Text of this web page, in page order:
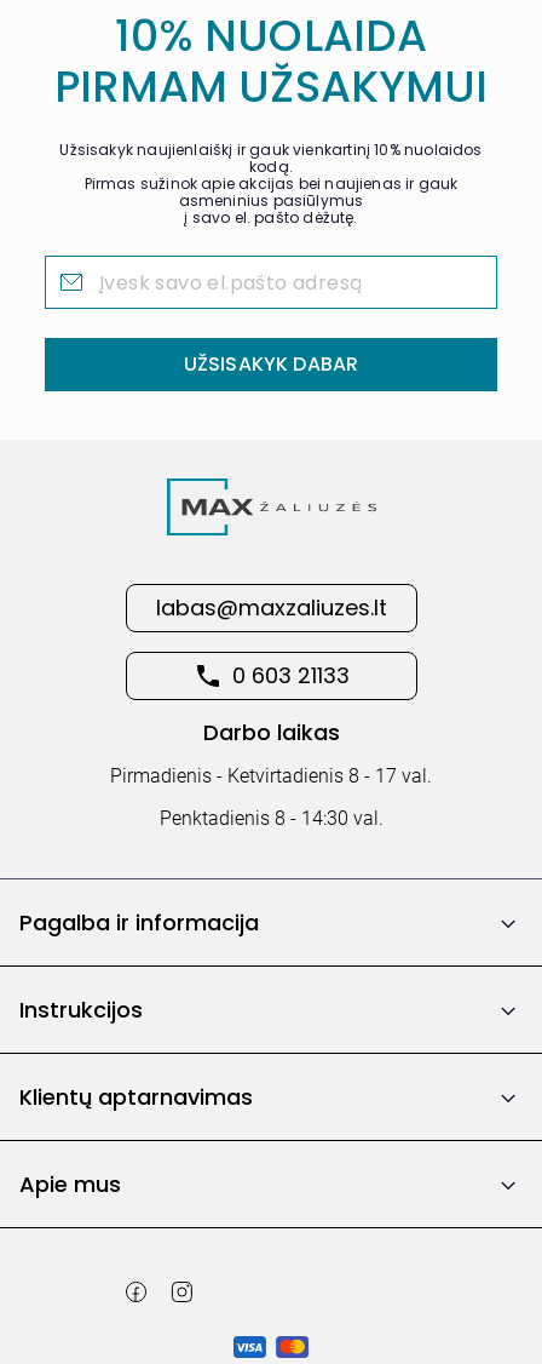
10% NUOLAIDA
PIRMAM UŽSAKYMUI
Užsisakyk naujienlaiškį ir gauk vienkartinį 10% nuolaidos
kodą.
Pirmas sužinok apie akcijas bei naujienas ir gauk
asmeninius pasiūlymus
į savo el. pašto dėžutę.
UŽSISAKYK DABAR
labas@maxzaliuzes.lt
0 603 21133
Darbo laikas
Pirmadienis - Ketvirtadienis 8 - 17 val.
Penktadienis 8 - 14:30 val.
Pagalba ir informacija
Instrukcijos
Klientų aptarnavimas
Apie mus